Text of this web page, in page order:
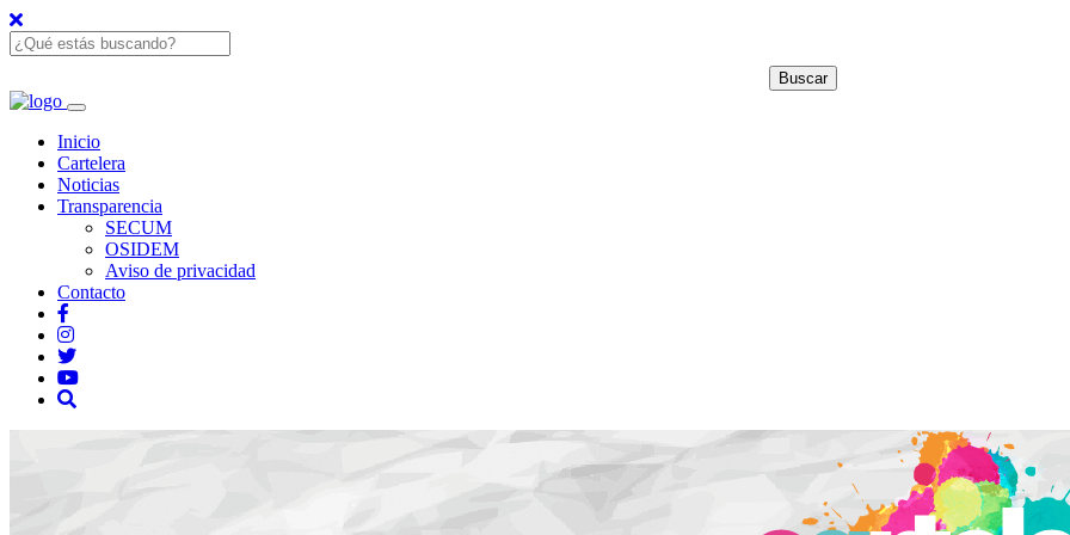
Inicio
Cartelera
Noticias
Transparencia
SECUM
OSIDEM
Aviso de privacidad
Contacto